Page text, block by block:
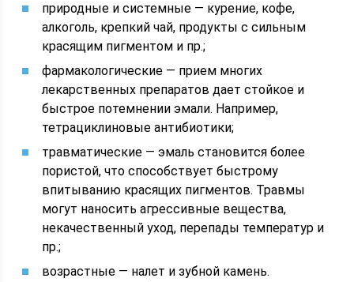
природные и системные — курение, кофе,
алкоголь, крепкий чай, продукты с сильным
красящим пигментом и пр.;
фармакологические — прием многих
лекарственных препаратов дает стойкое и
быстрое потемнении эмали. Например,
тетрациклиновые антибиотики;
травматические — эмаль становится более
пористой, что способствует быстрому
впитыванию красящих пигментов. Травмы
могут наносить агрессивные вещества,
некачественный уход, перепады температур и
пр.;
возрастные — налет и зубной камень.